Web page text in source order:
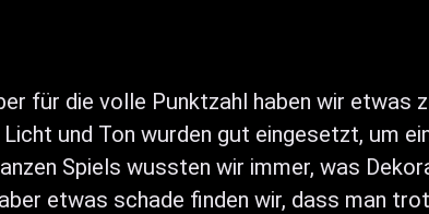
für die volle Punktzahl haben wir
und Ton wurden gut eingesetzt, um
Spiels wussten wir immer, was
etwas schade finden wir, dass man